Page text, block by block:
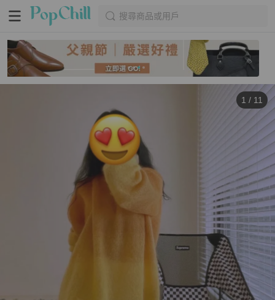
搜尋商品或用戶
1 / 11